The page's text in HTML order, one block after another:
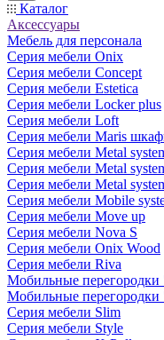
Каталог
Аксессуары
Мебель для персонала
Серия мебели Onix
Серия мебели Concept
Серия мебели Estetica
Серия мебели Locker plus
Серия мебели Loft
Серия мебели Maris
Серия мебели Metal
Серия мебели Metal
Серия мебели Metal
Серия мебели Mobile
Серия мебели Move up
Серия мебели Nova S
Серия мебели Onix Wood
Серия мебели Riva
Мобильные перегородки
Мобильные
Серия мебели Slim
Серия мебели Style